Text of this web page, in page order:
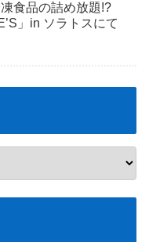
凍食品の詰め放題!?
」in ソラトスにて